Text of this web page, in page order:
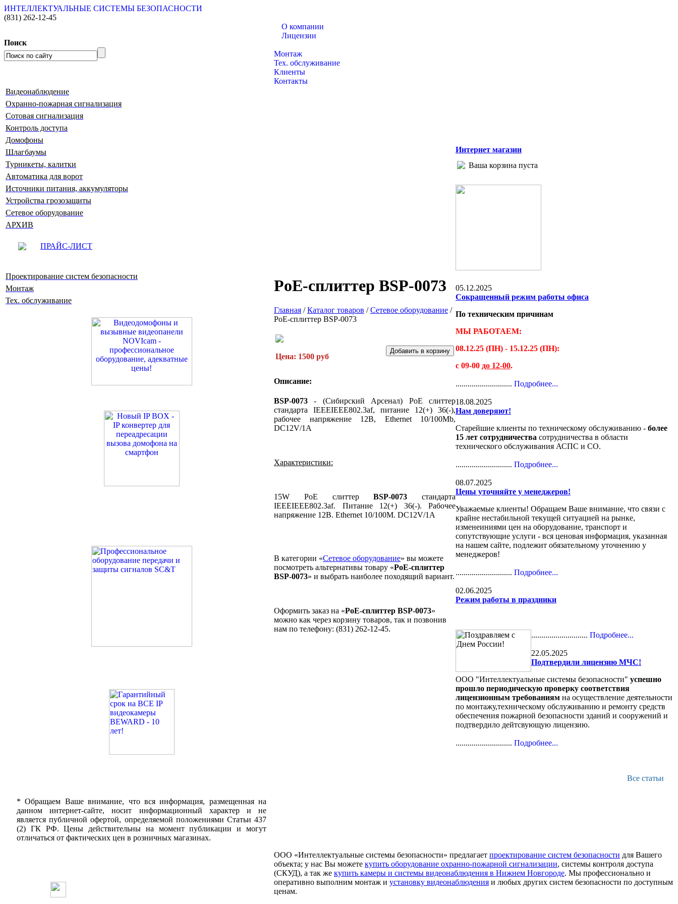
ИНТЕЛЛЕКТУАЛЬНЫЕ СИСТЕМЫ БЕЗОПАСНОСТИ
(831) 262-12-45
Поиск
О компании
Лицензии
Монтаж
Тех. обслуживание
Клиенты
Контакты
Видеонаблюдение
Охранно-пожарная сигнализация
Сотовая сигнализация
Контроль доступа
Домофоны
Шлагбаумы
Турникеты, калитки
Автоматика для ворот
Источники питания, аккумуляторы
Устройства грозозащиты
Сетевое оборудование
АРХИВ
ПРАЙС-ЛИСТ
Проектирование систем безопасности
Монтаж
Тех. обслуживание
* Обращаем Ваше внимание, что вся информация, размещенная на
данном интернет-сайте, носит информационный характер и не
является публичной офертой, определяемой положениями Статьи 437
(2) ГК РФ. Цены действительны на момент публикации и могут
отличаться от фактических цен в розничных магазинах.
PoE-сплиттер BSP-0073
Главная /Каталог товаров /Сетевое оборудование /
PoE-сплиттер BSP-0073
Цена: 1500 руб
Описание:
BSP-0073 - (Сибирский Арсенал) PoE слиттер
стандарта IEEEIEEE802.3af, питание 12(+) 36(-),
рабочее напряжение 12В, Ethernet 10/100Mb,
DC12V/1A
Характеристики:
15W PoE слиттерBSP-0073 стандарта
IEEEIEEE802.3af. Питание 12(+) 36(-). Рабочее
напряжение 12В. Ethernet 10/100M. DC12V/1A
В категории «Сетевое оборудование» вы можете
посмотреть альтернативы товару «PoE-сплиттер
BSP-0073» и выбрать наиболее походящий вариант.
Оформить заказ на «PoE-сплиттер BSP-0073»
можно как через корзину товаров, так и позвонив
нам по телефону: (831) 262-12-45.
Интернет магазин
Ваша корзина пуста
05.12.2025
Сокращенный режим работы офиса
По техническим причинам
МЫ РАБОТАЕМ:
08.12.25 (ПН) - 15.12.25 (ПН):
с 09-00 до 12-00.
............................ Подробнее...
18.08.2025
Нам доверяют!
Старейшие клиенты по техническому обслуживанию - более
15 лет сотрудничества сотрудничества в области
технического обслуживания АСПС и СО.
............................ Подробнее...
08.07.2025
Цены уточняйте у менеджеров!
Уважаемые клиенты! Обращаем Ваше внимание, что связи с
крайне нестабильной текущей ситуацией на рынке,
изменеиниями цен на оборудование, транспорт и
сопутствующие услуги - вся ценовая информация, указанная
на нашем сайте, подлежит обязательному уточнению у
менеджеров!
............................ Подробнее...
02.06.2025
Режим работы в праздники
............................ Подробнее...
22.05.2025
Подтвердили лицензию МЧС!
ООО "Интеллектуальные системы безопасности" успешно
прошло периодическую проверку соответствия
лицензионным требованиям на осуществление деятельности
по монтажу,техническому обслуживанию и ремонту средств
обеспечения пожарной безопасности зданий и сооружений и
подтвердило дейтсвующую лицензию.
............................ Подробнее...
Все статьи
ООО «Интеллектуальные системы безопасности» предлагает проектирование систем безопасности для Вашего
объекта; у нас Вы можете купить оборудование охранно-пожарной сигнализации, системы контроля доступа
(СКУД), а так же купить камеры и системы видеонаблюдения в Нижнем Новгороде. Мы профессионально и
оперативно выполним монтаж и установку видеонаблюдения и любых других систем безопасности по доступным
ценам.